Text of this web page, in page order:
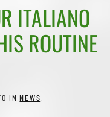
ITALIANO
ROUTINE
INNEWS